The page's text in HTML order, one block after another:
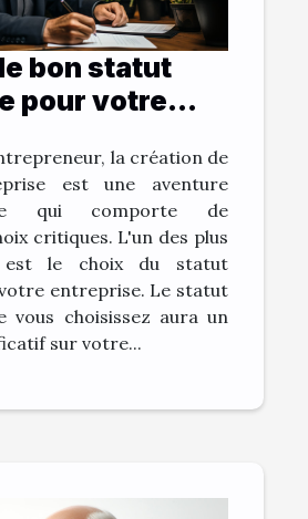
bon statut
pour votre
la création de
est une aventure
qui comporte de
critiques. L'un des plus
est le choix du statut
entreprise. Le statut
vous choisissez aura un
sur votre...